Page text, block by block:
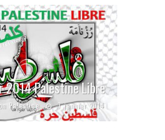
2014 Palestine Libre
Palestine 7 janvier 2014